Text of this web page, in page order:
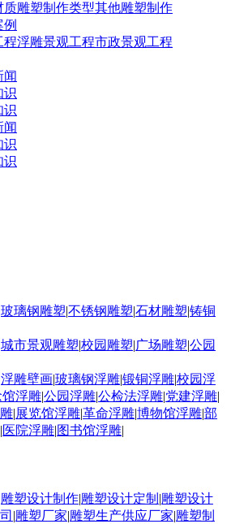
质雕塑制作类型其他雕塑制作
例
程浮雕景观工程市政景观工程
闻
识
识
闻
识
识
玻璃钢雕塑|不锈钢雕塑|石材雕塑|铸铜
城市景观雕塑|校园雕塑|广场雕塑|公园
浮雕壁画|玻璃钢浮雕|锻铜浮雕|校园浮
浮雕|公园浮雕|公检法浮雕|党建浮雕|
|展览馆浮雕|革命浮雕|博物馆浮雕|部
|医院浮雕|图书馆浮雕|
雕塑设计制作|雕塑设计定制 |雕塑设计
|雕塑厂家|雕塑生产供应厂家|雕塑制